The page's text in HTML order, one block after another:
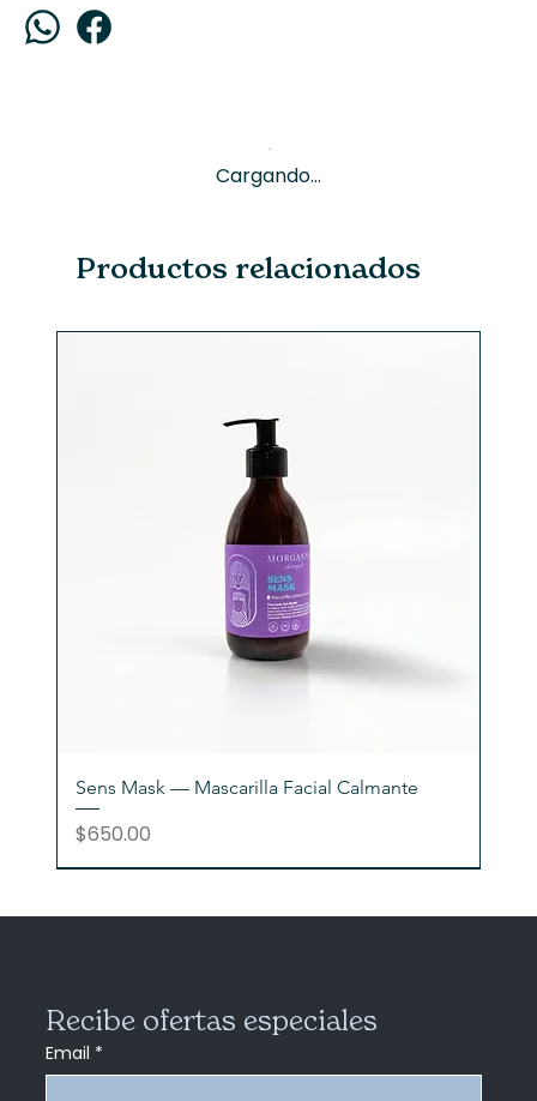
Cargando...
Productos relacionados
Sens Mask — Mascarilla Facial Calmante
Precio
$650.00
Recibe ofertas especiales
Email *